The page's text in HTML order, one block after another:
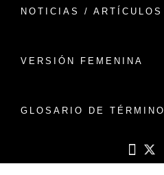
NOTICIAS / ARTÍCULOS
VERSIÓN FEMENINA
GLOSARIO DE
Desde el
nuevo sistema